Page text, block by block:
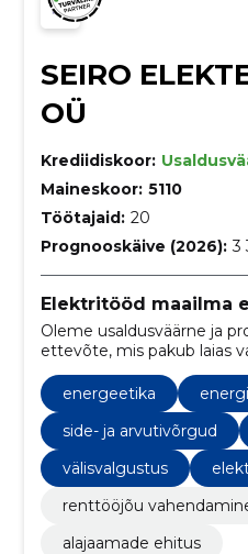
SEIRO
OÜ
Krediidiskoor:
Maineskoor: 5110
Töötajaid: 20
Prognooskäive (2026): 3
Elektritööd maailma
Oleme usaldusväärne ja
ettevõte, mis pakub laias
teenuseid nii Eestis kui
energeetika
side- ja arvutivõrgud
välisvalgustus
renttööjõu
alajaamade ehitus